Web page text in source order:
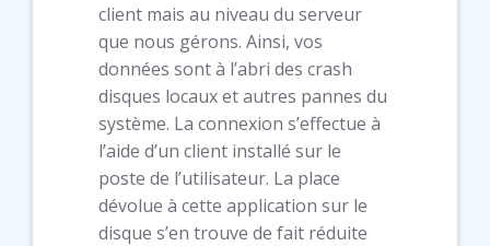
client mais au niveau du serveur
que nous gérons. Ainsi, vos
données sont à l’abri des crash
disques locaux et autres pannes du
système. La connexion s’effectue à
l’aide d’un client installé sur le
poste de l’utilisateur. La place
dévolue à cette application sur le
disque s’en trouve de fait réduite